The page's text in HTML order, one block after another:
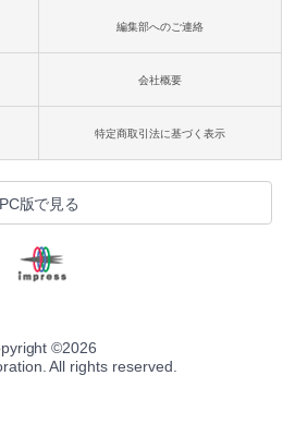
編集部へのご連絡
会社概要
特定商取引法に基づく表示
PC版で見る
©2026
All rights reserved.